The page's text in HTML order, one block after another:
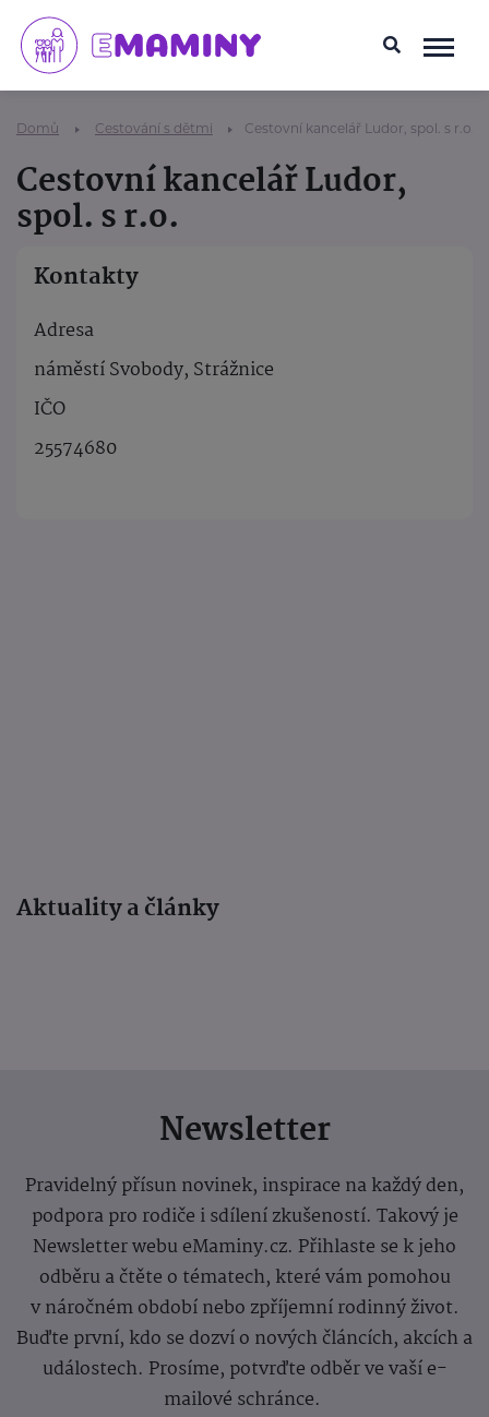
Domů Cestování s dětmi Cestovní kancelář Ludor, spol. s r.o.
Cestovní kancelář Ludor,
spol. s r.o.
Kontakty
Adresa
náměstí Svobody, Strážnice
IČO
25574680
Aktuality a články
Newsletter
Pravidelný přísun novinek, inspirace na každý den,
podpora pro rodiče i sdílení zkušeností. Takový je
Newsletter webu eMaminy.cz. Přihlaste se k jeho
odběru a čtěte o tématech, které vám pomohou
v náročném období nebo zpříjemní rodinný život.
Buďte první, kdo se dozví o nových článcích, akcích a
událostech. Prosíme, potvrďte odběr ve vaší e-
mailové schránce.